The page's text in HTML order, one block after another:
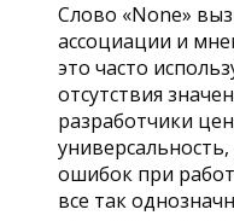
Слово «None»
ассоциации и
это часто
отсутствия
разработчики
ошибок при
все так